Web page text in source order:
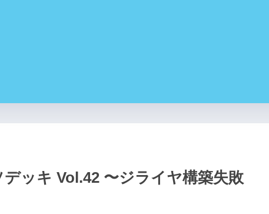
デッキ Vol.42 〜ジライヤ構築失敗